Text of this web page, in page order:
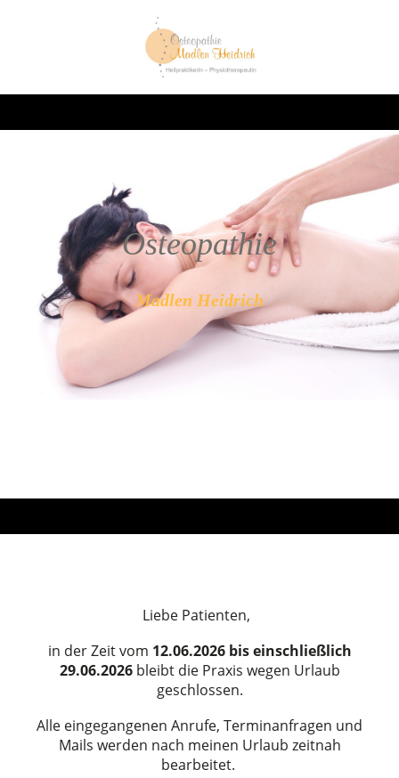
Osteopathie
Madlen Heidrich
Liebe Patienten,
in der Zeitvom 12.06.2026 bis einschließlich
29.06.2026bleibt die Praxis wegen Urlaub
geschlossen.
Alle eingegangenen Anrufe, Terminanfragen und
Mails werden nach meinen Urlaub zeitnah
bearbeitet.